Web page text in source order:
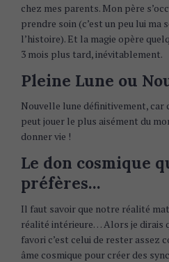
chez mes parents. Mon père
prendre soin (c’est un peu lui ma
l’histoire). Et la magie opère
3 mois plus tard, inévitablement.
Pleine Lune ou
Nouvelle lune définitivement, car
peut jouer le plus aisément du
donner vie !
Le don cosmique
préfères…
Il faut savoir que notre réalité
réalité intérieure… Alors je dirais
favori c’est celui de rester assez
âme cosmique pour créer des